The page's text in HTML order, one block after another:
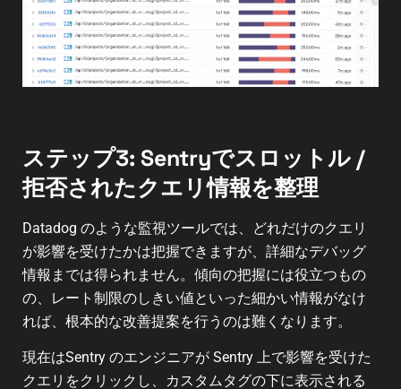
ステップ3: Sentryでスロットル /
拒否されたクエリ情報を整理
Datadog のような監視ツールでは、どれだけのクエリ
が影響を受けたかは把握できますが、詳細なデバッグ
情報までは得られません。 傾向の把握には役立つもの
の、レート制限のしきい値といった細かい情報がなけ
れば、根本的な改善提案を行うのは難くなります。
現在はSentry のエンジニアが Sentry 上で影響を受けた
クエリをクリックし、カスタムタグの下に表示される